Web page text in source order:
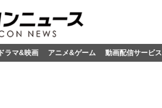
ドラマ&映画 アニメ&ゲーム 動画配信サービス